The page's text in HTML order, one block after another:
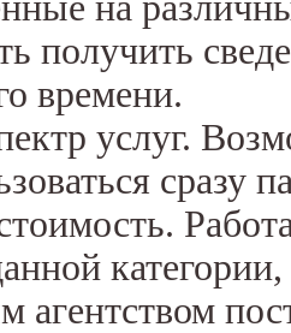
получить
времени.
услуг.
сразу
агентством